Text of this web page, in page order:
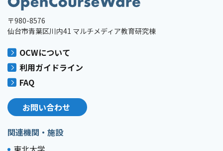
〒980-8576
仙台市青葉区川内41 マルチメディア教育研究棟
OCWについて
利用ガイドライン
FAQ
お問い合わせ
関連機関・施設